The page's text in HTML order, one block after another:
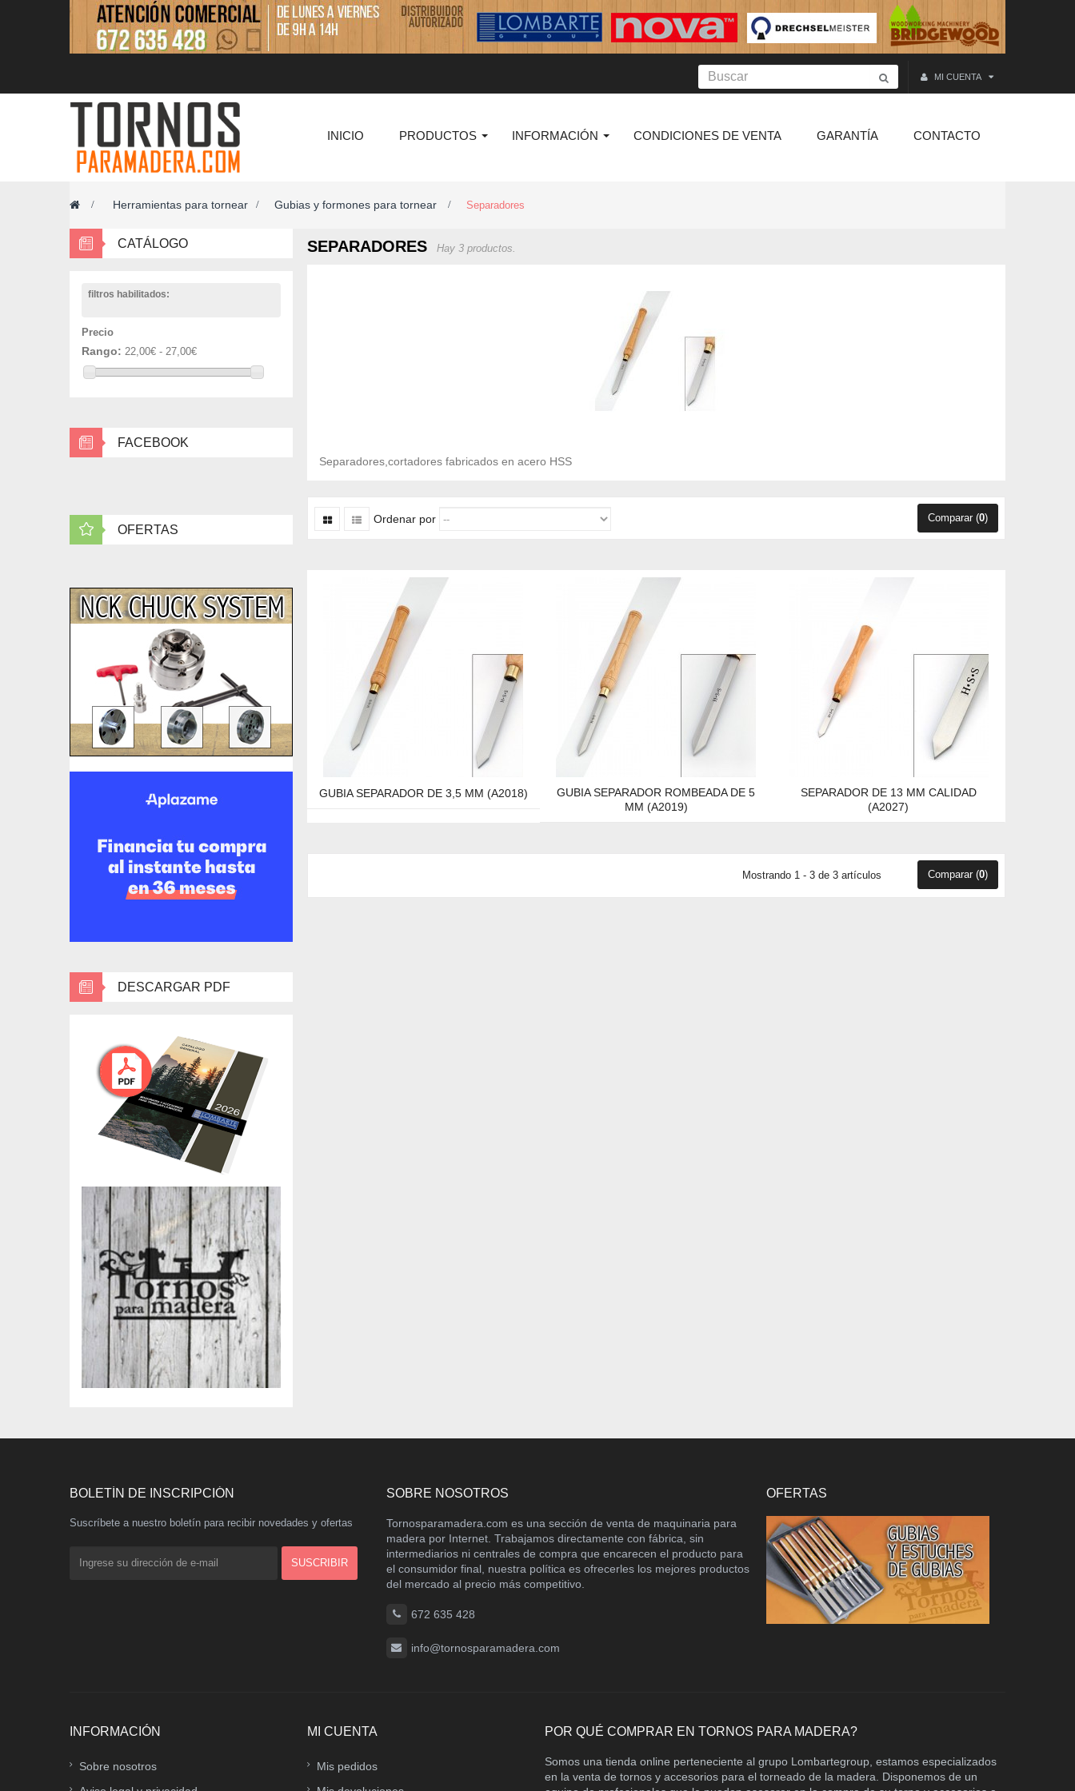
MI CUENTA
INICIO PRODUCTOS INFORMACIÓN CONDICIONES DE VENTA GARANTÍA CONTACTO
> Herramientas para tornear > Gubias y formones para tornear > Separadores
CATÁLOGO
filtros habilitados:
Precio
Rango: 22,00€ - 27,00€
FACEBOOK
OFERTAS
DESCARGAR PDF
SEPARADORES Hay 3 productos.
Separadores,cortadores fabricados en acero HSS
Ordenar por Comparar (0)
GUBIA SEPARADOR DE 3,5 MM (A2018)
GUBIA SEPARADOR ROMBEADA DE 5
MM (A2019)
SEPARADOR DE 13 MM CALIDAD
(A2027)
Mostrando 1 - 3 de 3 artículos Comparar (0)
BOLETÍN DE INSCRIPCIÓN
Suscríbete a nuestro boletín para recibir novedades y ofertas
SOBRE NOSOTROS
Tornosparamadera.com es una sección de venta de maquinaria para
madera por Internet. Trabajamos directamente con fábrica, sin
intermediarios ni centrales de compra que encarecen el producto para
el consumidor final, nuestra política es ofrecerles los mejores productos
del mercado al precio más competitivo.
672 635 428
info@tornosparamadera.com
OFERTAS
INFORMACIÓN
Sobre nosotros
MI CUENTA
Mis pedidos
POR QUÉ COMPRAR EN TORNOS PARA MADERA?
Somos una tienda online perteneciente al grupo Lombartegroup, estamos especializados
en la venta de tornos y accesorios para el torneado de la madera. Disponemos de un